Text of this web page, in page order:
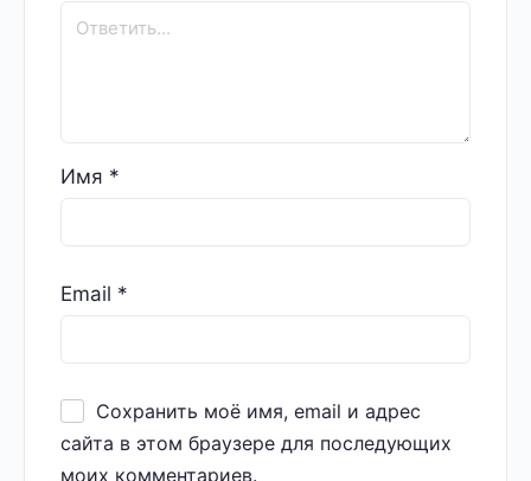
Имя *
Email *
Сохранить моё имя, email и адрес
сайта в этом браузере для последующих
моих комментариев.